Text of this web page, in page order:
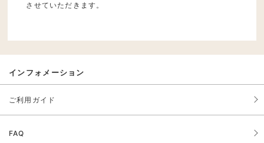
させていただきます。
インフォメーション
ご利用ガイド
FAQ